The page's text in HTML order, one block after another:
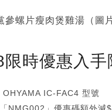
參螺片瘦肉煲雞湯（圖
時優惠入
OHYAMA IC-FAC4 型號
NMG002」優惠碼額外減